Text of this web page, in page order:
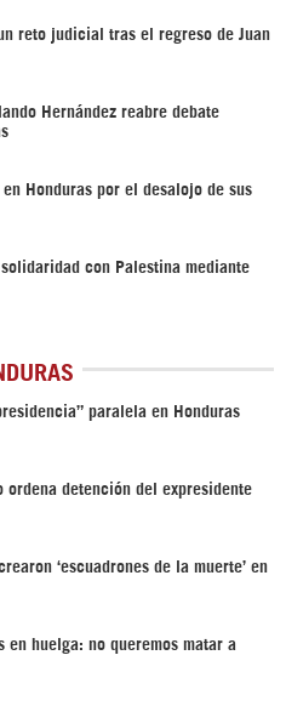
reto judicial tras el regreso de Juan
Hernández reabre debate
en Honduras por el desalojo de sus
con Palestina mediante
paralela en Honduras
ordena detención del expresidente
‘escuadrones de la muerte’ en
en huelga: no queremos matar a